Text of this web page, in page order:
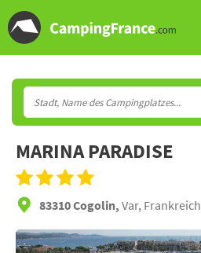
MARINA PARADISE
83310 Cogolin, Var, Frankreich